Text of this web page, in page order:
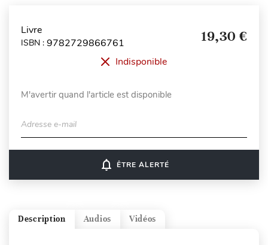
Livre
ISBN : 9782729866761 19,30 €
Indisponible
M'avertir quand l'article est disponible
Adresse e-mail
notifications_none ÊTRE ALERTÉ
Vidéos
Audios
Description